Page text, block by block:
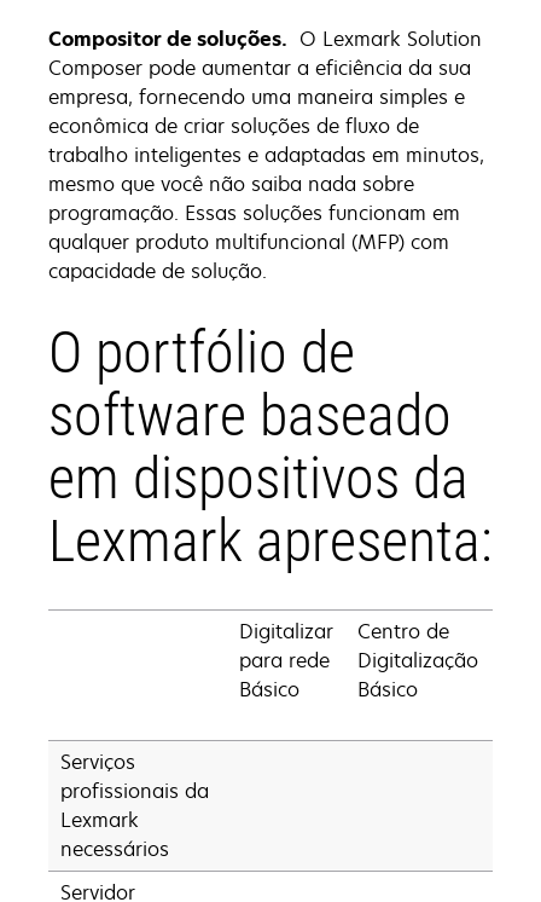
Compositor de soluções. O Lexmark Solution
Composer pode aumentar a eficiência da sua
empresa, fornecendo uma maneira simples e
econômica de criar soluções de fluxo de
trabalho inteligentes e adaptadas em minutos,
mesmo que você não saiba nada sobre
programação. Essas soluções funcionam em
qualquer produto multifuncional (MFP) com
capacidade de solução.
O portfólio de
software baseado
em dispositivos da
Lexmark apresenta:
Digitalizar
para rede
Básico
Centro de
Digitalização
Básico
Serviços
profissionais da
Lexmark
necessários
Servidor